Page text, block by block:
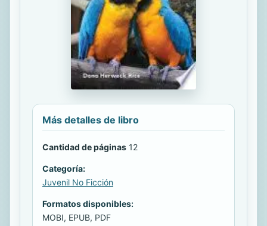
Más detalles de libro
Cantidad de páginas 12
Categoría:
Juvenil No Ficción
Formatos disponibles:
MOBI, EPUB, PDF